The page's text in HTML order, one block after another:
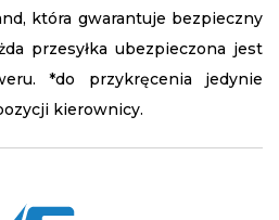
która gwarantuje bezpieczny
przesyłka ubezpieczona jest
*do przykręcenia jedynie
kierownicy.